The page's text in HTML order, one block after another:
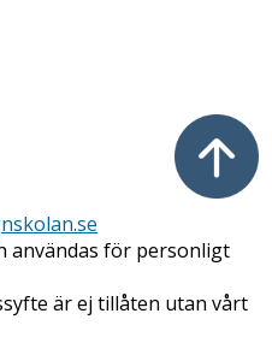
användas för personligt
är ej tillåten utan vårt